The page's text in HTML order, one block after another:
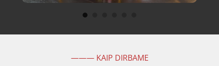
——— KAIP DIRBAME